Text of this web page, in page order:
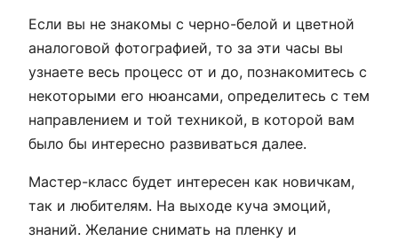
Если вы не знакомы с черно-белой и цветной
аналоговой фотографией, то за эти часы вы
узнаете весь процесс от и до, познакомитесь с
некоторыми его нюансами, определитесь с тем
направлением и той техникой, в которой вам
было бы интересно развиваться далее.
Мастер-класс будет интересен как новичкам,
так и любителям. На выходе куча эмоций,
знаний. Желание снимать на пленку и